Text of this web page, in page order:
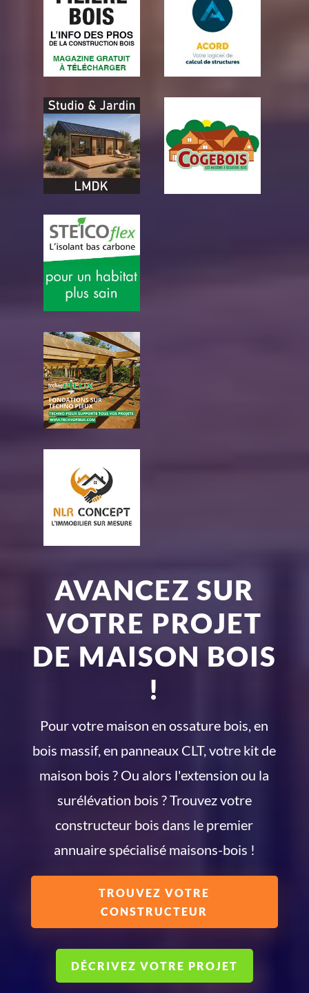
AVANCEZ SUR
VOTRE PROJET
DE MAISON BOIS
!
Pour votre maison en ossature bois, en
bois massif, en panneaux CLT, votre kit de
maison bois ? Ou alors l'extension ou la
surélévation bois ? Trouvez votre
constructeur bois dans le premier
annuaire spécialisé maisons-bois !
TROUVEZ VOTRE
CONSTRUCTEUR
DÉCRIVEZ VOTRE PROJET